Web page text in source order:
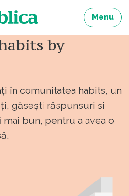
Menu
by
în comunitatea habits, un
găsești răspunsuri și
bun, pentru a avea o